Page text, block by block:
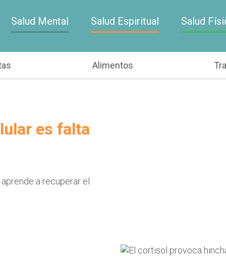
Salud Mental Salud Espiritual Salud
Alimentos
es falta
a recuperar el